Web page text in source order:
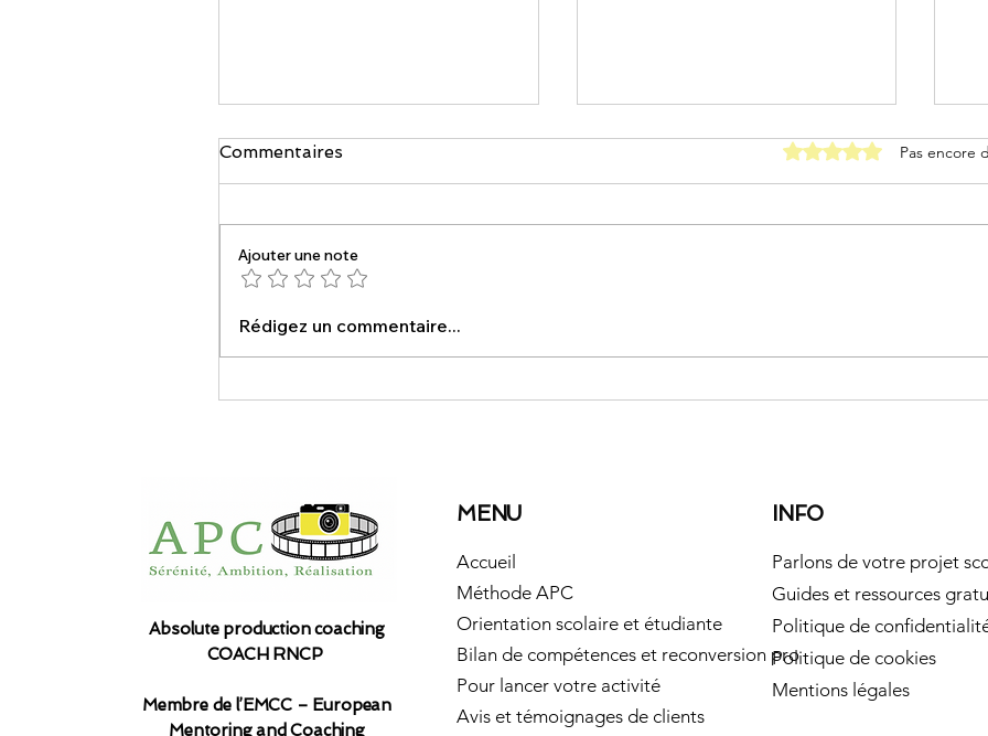
Renforcer la confiance
Commentaires Noté 0 étoile sur 5.Pas encore
Ajouter une note
Rédigez un commentaire...
Absolute production coaching
COACH RNCP
Membre de l’EMCC – European
Mentoring and Coaching
MENU
Accueil
Méthode APC
Orientation scolaire et étudiante
Bilan de compétences et reconversion pro
Pour lancer votre activité
Avis et témoignages de clients
INFO
Parlons de votre projet
Guides et ressources
Politique de
Politique de cookies
Mentions légales